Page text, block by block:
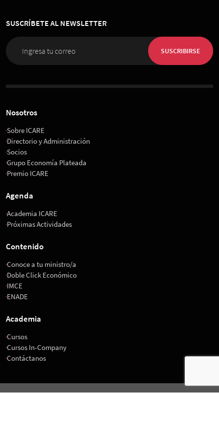
SUSCRÍBETE AL NEWSLETTER
SUSCRIBIRSE
Nosotros
Sobre ICARE
Directorio y Administración
Socios
Grupo Economía Plateada
Premio ICARE
Agenda
Academia ICARE
Próximas Actividades
Contenido
Conoce a tu ministro/a
Doble Click Económico
IMCE
ENADE
Academia
Cursos
Cursos In-Company
Contáctanos